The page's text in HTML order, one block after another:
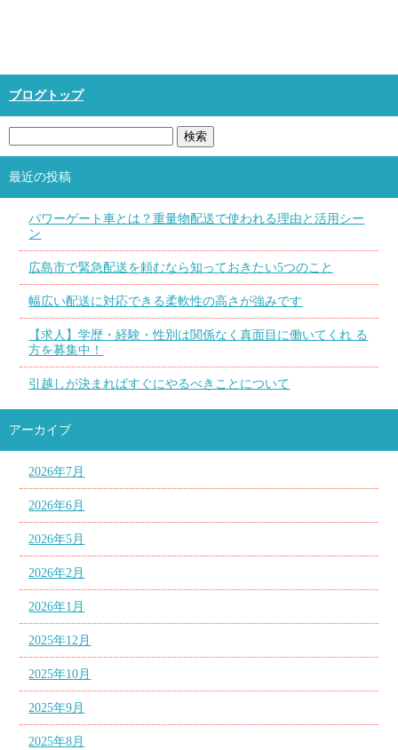
ブログトップ
最近の投稿
パワーゲート車とは？重量物配送で使われる理由と活用シー
ン
広島市で緊急配送を頼むなら知っておきたい5つのこと
幅広い配送に対応できる柔軟性の高さが強みです
【求人】学歴・経験・性別は関係なく真面目に働いてくれ る
方を募集中！
引越しが決まればすぐにやるべきことについて
アーカイブ
2026年7月
2026年6月
2026年5月
2026年2月
2026年1月
2025年12月
2025年10月
2025年9月
2025年8月